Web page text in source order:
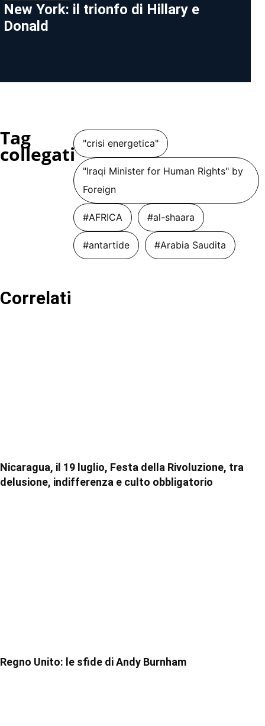
New York: il trionfo di Hillary e
Donald
Tag
collegati "crisi energetica"
"Iraqi Minister for Human Rights" by
Foreign
#AFRICA #al-shaara
#antartide #Arabia Saudita
Correlati
Nicaragua, il 19 luglio, Festa della Rivoluzione, tra
delusione, indifferenza e culto obbligatorio
Regno Unito: le sfide di Andy Burnham